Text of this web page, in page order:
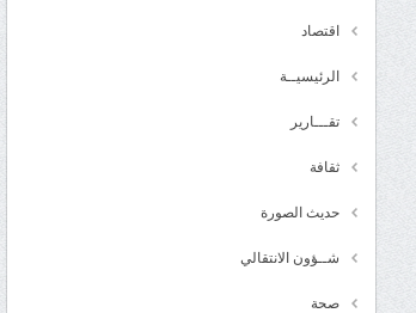
اقتصاد
الرئيسيــة
تقـــارير
ثقافة
حديث الصورة
شــؤون الانتقالي
صحة